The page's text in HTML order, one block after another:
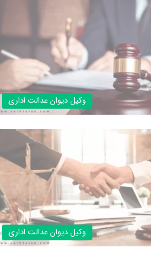
وکیل دیوان عدالت اداری
وکیل دیوان عدالت اداری